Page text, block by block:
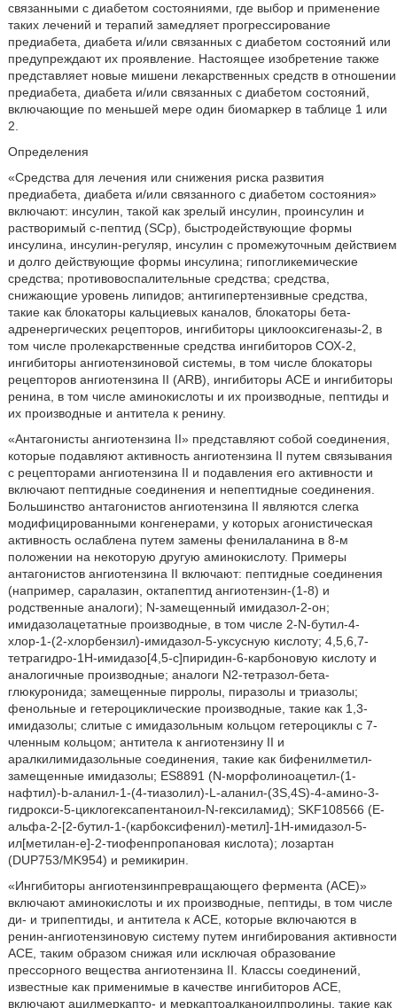
связанными с диабетом состояниями, где выбор и применение
таких лечений и терапий замедляет прогрессирование
предиабета, диабета и/или связанных с диабетом состояний или
предупреждают их проявление. Настоящее изобретение также
представляет новые мишени лекарственных средств в отношении
предиабета, диабета и/или связанных с диабетом состояний,
включающие по меньшей мере один биомаркер в таблице 1 или
2.
Определения
«Средства для лечения или снижения риска развития
предиабета, диабета и/или связанного с диабетом состояния»
включают: инсулин, такой как зрелый инсулин, проинсулин и
растворимый с-пептид (SCp), быстродействующие формы
инсулина, инсулин-регуляр, инсулин с промежуточным действием
и долго действующие формы инсулина; гипогликемические
средства; противовоспалительные средства; средства,
снижающие уровень липидов; антигипертензивные средства,
такие как блокаторы кальциевых каналов, блокаторы бета-
адренергических рецепторов, ингибиторы циклооксигеназы-2, в
том числе пролекарственные средства ингибиторов СОХ-2,
ингибиторы ангиотензиновой системы, в том числе блокаторы
рецепторов ангиотензина II (ARB), ингибиторы АСЕ и ингибиторы
ренина, в том числе аминокислоты и их производные, пептиды и
их производные и антитела к ренину.
«Антагонисты ангиотензина II» представляют собой соединения,
которые подавляют активность ангиотензина II путем связывания
с рецепторами ангиотензина II и подавления его активности и
включают пептидные соединения и непептидные соединения.
Большинство антагонистов ангиотензина II являются слегка
модифицированными конгенерами, у которых агонистическая
активность ослаблена путем замены фенилаланина в 8-м
положении на некоторую другую аминокислоту. Примеры
антагонистов ангиотензина II включают: пептидные соединения
(например, саралазин, октапептид ангиотензин-(1-8) и
родственные аналоги); N-замещенный имидазол-2-он;
имидазолацетатные производные, в том числе 2-N-бутил-4-
хлор-1-(2-хлорбензил)-имидазол-5-уксусную кислоту; 4,5,6,7-
тетрагидро-1Н-имидазо[4,5-с]пиридин-6-карбоновую кислоту и
аналогичные производные; аналоги N2-тетразол-бета-
глюкуронида; замещенные пирролы, пиразолы и триазолы;
фенольные и гетероциклические производные, такие как 1,3-
имидазолы; слитые с имидазольным кольцом гетероциклы с 7-
членным кольцом; антитела к ангиотензину II и
аралкилимидазольные соединения, такие как бифенилметил-
замещенные имидазолы; ES8891 (N-морфолиноацетил-(1-
нафтил)-b-аланил-1-(4-тиазолил)-L-аланил-(3S,4S)-4-амино-3-
гидрокси-5-циклогексапентаноил-N-гексиламид); SKF108566 (Е-
альфа-2-[2-бутил-1-(карбоксифенил)-метил]-1Н-имидазол-5-
ил[метилан-е]-2-тиофенпропановая кислота); лозартан
(DUP753/MK954) и ремикирин.
«Ингибиторы ангиотензинпревращающего фермента (АСЕ)»
включают аминокислоты и их производные, пептиды, в том числе
ди- и трипептиды, и антитела к АСЕ, которые включаются в
ренин-ангиотензиновую систему путем ингибирования активности
АСЕ, таким образом снижая или исключая образование
прессорного вещества ангиотензина II. Классы соединений,
известные как применимые в качестве ингибиторов АСЕ,
включают ацилмеркапто- и меркаптоалканоилпролины, такие как